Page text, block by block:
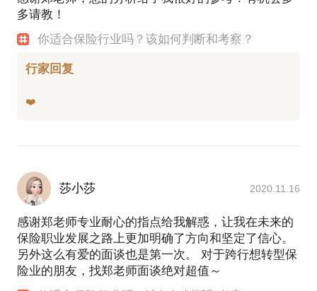
多请教！
你适合保险行业吗？该如何判断和考察？
行家回复
莎小莎 2020.11.16
感谢郑老师专业耐心的指点给我解惑，让我在未来的
保险职业发展之路上更加明确了方向和坚定了信心。
另外这么有爱的面谈也是第一次。 对于跨行想转型保
险业的朋友，找郑老师面谈绝对超值～